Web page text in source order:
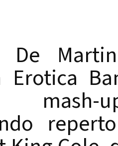
De
Erotica